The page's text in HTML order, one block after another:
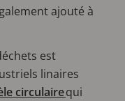
ajouté à
est
linaires
circulairequi